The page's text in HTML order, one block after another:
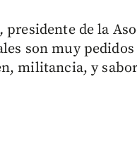
presidente de la
son muy
militancia, y